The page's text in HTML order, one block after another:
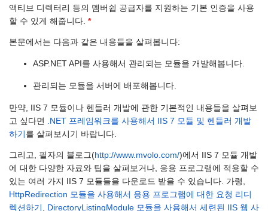
액티브 디렉터리 등의 멤버쉽 공급자를 지원하는 기본 인증을 사용
할 수 있게 해줍니다. *
본문에서는 다음과 같은 내용들을 살펴봅니다:
ASP.NET API를 사용해서 관리되는 모듈을 개발해봅니다.
관리되는 모듈을 서버에 배포해봅니다.
만약, IIS 7 모듈이나 헨들러 개발에 관한 기본적인 내용들을 살펴보
고 싶다면
.NET 프레임워크를 사용해서 IIS 7 모듈 및 헨들러 개발
하기 를 살펴보시기 바랍니다.
그리고, 필자의 블로그(http://www.mvolo.com/)에서 IIS 7 모듈 개발
에 대한 다양한 자료와 팁을 살펴보거나, 응용 프로그램에 적용할 수
있는 여러 가지 IIS 7 모듈들을 다운로드 받을 수 있습니다. 가령,
HttpRedirection 모듈을 사용해서 응용 프로그램에 대한 요청 리디
렉션하기 , DirectoryListingModule 모듈을 사용해서 세련된 IIS 웹 사